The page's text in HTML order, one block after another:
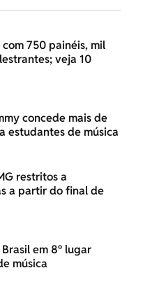
750 painéis, mil
veja 10
concede mais de
estudantes de música
restritos a
a partir do final de
em 8º lugar
música